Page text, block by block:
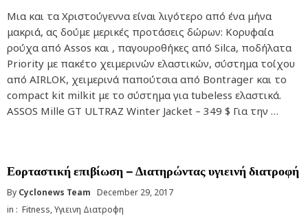
Μια και τα Χριστούγεννα είναι λιγότερο από ένα μήνα
μακριά, ας δούμε μερικές προτάσεις δώρων: Κορυφαία
ρούχα από Assos και , παγουροθήκες από Silca, ποδήλατα
Priority με πακέτο χειμερινών ελαστικών, σύστημα τοίχου
από AIRLOK, χειμερινά παπούτσια από Bontrager και το
compact kit milkit με το σύστημα για tubeless ελαστικά.
ASSOS Mille GT ULTRAZ Winter Jacket – 349 $ Για την …
Εορταστική επιβίωση – Διατηρώντας υγιεινή διατροφή
By Cyclonews Team December 29, 2017
in : Fitness,Υγιεινη Διατροφη